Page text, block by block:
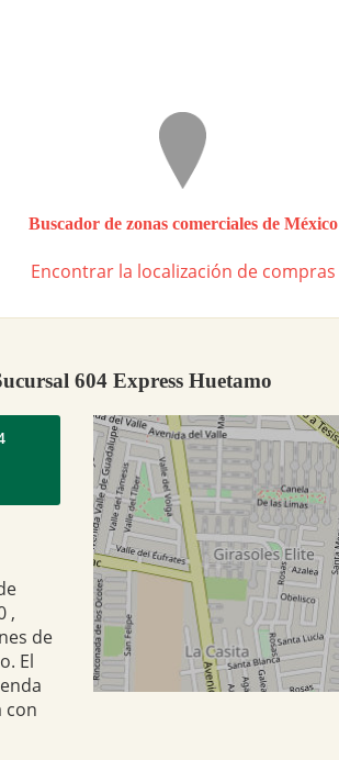
Buscador de zonas comerciales de México
Encontrar la localización de compras
604 Express Huetamo
,
de
El
con